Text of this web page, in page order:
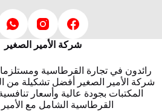
شركة الأمير الصغير
رائدون في تجارة القرطاسية
شركة الأمير الصغير أفضل تشكيلة من
المكتبات بجودة عالية وأسعار
القرطاسية الشامل مع الأمير